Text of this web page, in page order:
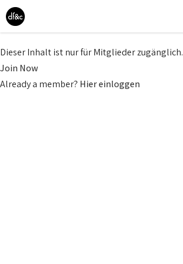
Dieser Inhalt ist nur für Mitglieder zugänglich.
Join Now
Already a member? Hier einloggen